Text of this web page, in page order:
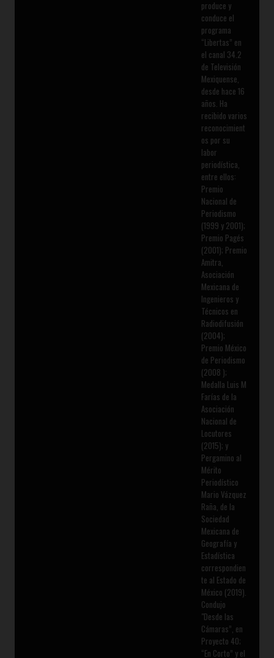
produce y
conduce el
programa
“Libertas” en
el canal 34.2
de Televisión
Mexiquense,
desde hace 16
años. Ha
recibido varios
reconocimient
os por su
labor
periodística,
entre ellos:
Premio
Nacional de
Periodismo
(1999 y 2001);
Premio Pagés
(2001); Premio
Amitra,
Asociación
Mexicana de
Ingenieros y
Técnicos en
Radiodifusión
(2004);
Premio México
de Periodismo
(2008 );
Medalla Luis M
Farías de la
Asociación
Nacional de
Locutores
(2015); y
Pergamino al
Mérito
Periodístico
Mario Vázquez
Raña, de la
Sociedad
Mexicana de
Geografía y
Estadística
correspondien
te al Estado de
México (2019).
Condujo
"Desde las
Cámaras”, en
Proyecto 40;
“En Corto” y el